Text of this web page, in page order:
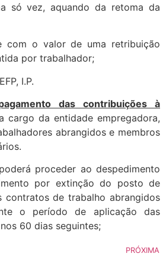
só vez, aquando da retoma da
com o valor de uma retribuição
por trabalhador;
I.P.
das contribuições à
cargo da entidade empregadora,
abrangidos e membros
proceder ao despedimento
por extinção do posto de
contratos de trabalho abrangidos
o período de aplicação das
60 dias seguintes;
PRÓXIMA